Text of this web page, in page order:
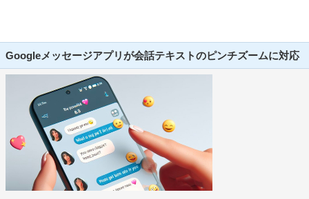
Googleメッセージアプリが会話テキストのピンチズームに対応